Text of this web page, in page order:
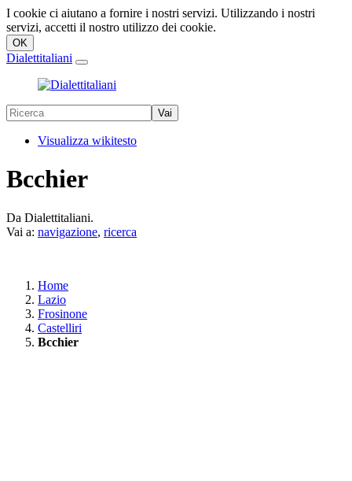
I cookie ci aiutano a fornire i nostri servizi. Utilizzando i nostri
servizi, accetti il nostro utilizzo dei cookie.
Dialettitaliani
Visualizza wikitesto
Bcchier
Da Dialettitaliani.
Vai a: navigazione, ricerca
Home
Lazio
Frosinone
Castelliri
Bcchier